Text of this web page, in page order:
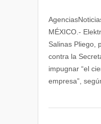
MÉXICO.-
Salinas Pliego,
contra la
impugnar “el
empresa”,